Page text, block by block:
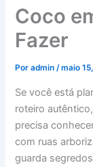
Coco
Fazer
Poradmin/maio
Se você está
roteiro
precisa
com ruas
guarda